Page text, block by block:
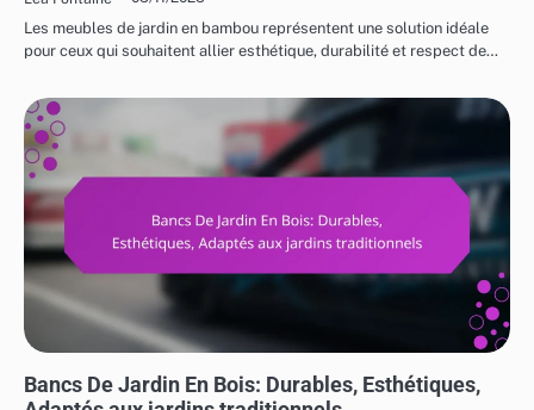
Les meubles de jardin en bambou représentent une solution idéale
pour ceux qui souhaitent allier esthétique, durabilité et respect de…
Bancs De Jardin En Bois: Durables, Esthétiques,